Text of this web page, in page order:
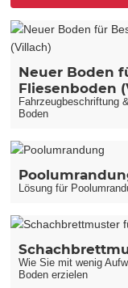
Neuer Boden
Fliesenboden
Fahrzeugbeschriftung
Boden
Lösung für
Wie Sie mit wenig
Boden erzielen